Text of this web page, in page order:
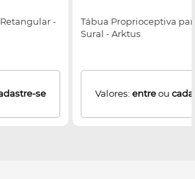
-
se
Tábua Proprioceptiva
Sural - Arktus
Valores: entreou